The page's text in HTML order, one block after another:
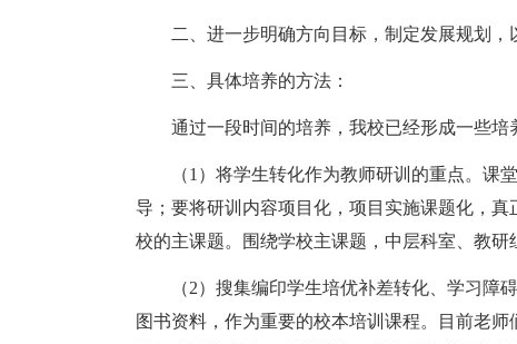
二、进一步明确方向目标，制定发展规划，
三、具体培养的方法：
通过一段时间的培养，我校已经形成一些培
（1）将学生转化作为教师研训的重点。课堂
导；要将研训内容项目化，项目实施课题化，
校的主课题。围绕学校主课题，中层科室、教研
（2）搜集编印学生培优补差转化、学习障碍
图书资料，作为重要的校本培训课程。目前老